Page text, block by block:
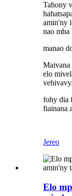
Tahony
amin'ny
nao mba
manao
Maivana
elo
fohy dia
fiainana
Jereo
Elo